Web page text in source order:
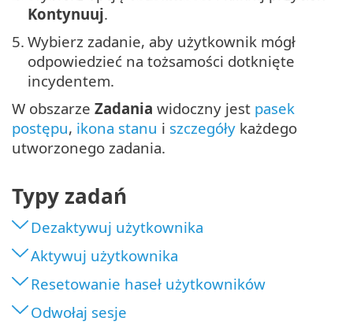
Kontynuuj.
5. Wybierz zadanie, aby użytkownik mógł
odpowiedzieć na tożsamości dotknięte
incydentem.
W obszarze Zadania widoczny jest pasek
postępu, ikona stanu i szczegóły każdego
utworzonego zadania.
Typy zadań
Dezaktywuj użytkownika
Aktywuj użytkownika
Resetowanie haseł użytkowników
Odwołaj sesje